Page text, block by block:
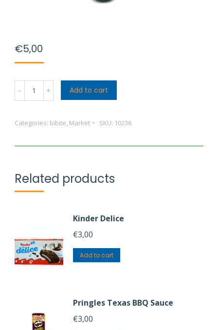
€5,00
Principe
Corleone
Add to cart
Categories: bibite, Market SKU: 10236
Related products
Kinder Delice
€3,00
Add to cart
Pringles Texas BBQ Sauce
€3,00